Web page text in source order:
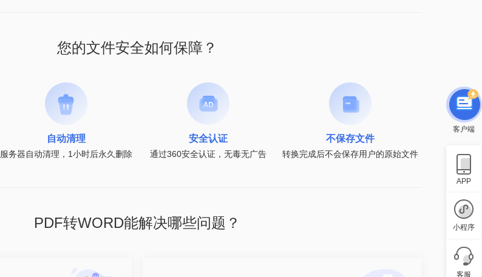
您的文件安全如何保障？
自动清理
服务器自动清理，1小时后永久删除
安全认证
通过360安全认证，无毒无广告
不保存文件
转换完成后不会保存用户的原始文件
PDF转WORD能解决哪些问题？
客户端
APP
小程序
客服